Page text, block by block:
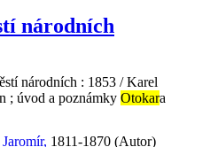
národních
národních : 1853 / Karel
; úvod a poznámky Otokara
1811-1870 (Autor)